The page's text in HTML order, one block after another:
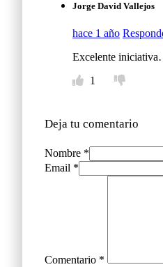
Jorge David Vallejos
hace 1 año
Excelente
1
Deja tu comentario
Nombre *
Email *
Comentario *